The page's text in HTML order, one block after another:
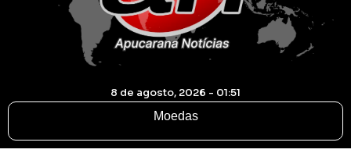
8 de agosto, 2026 - 01:51
Moedas